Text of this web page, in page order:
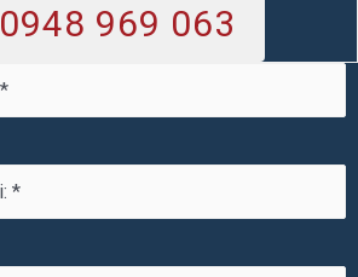
0948 969 063